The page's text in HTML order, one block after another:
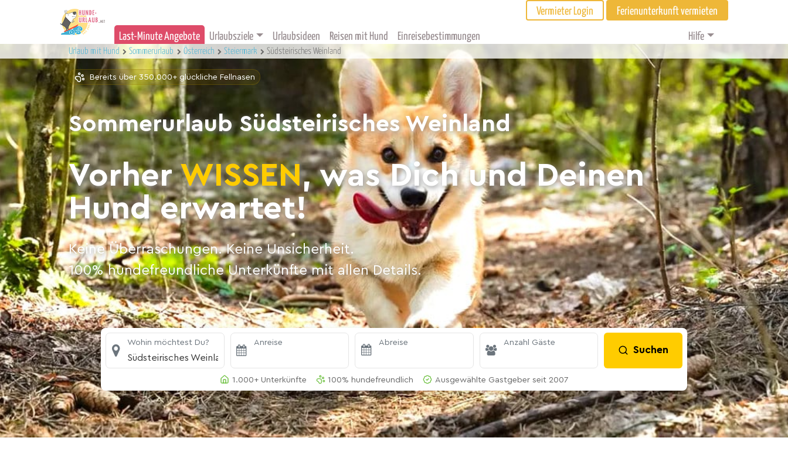
Vermieter Login Ferienunterkunft vermieten
Last-Minute Angebote Urlaubsziele Urlaubsideen Reisen mit Hund Einreisebestimmungen Hilfe
Urlaub mit Hund Sommerurlaub Österreich Steiermark Südsteirisches Weinland
Bereits über 350.000+ glückliche Fellnasen
Sommerurlaub Südsteirisches Weinland
VorherWISSEN, was Dich und Deinen
Hund erwartet!
Keine Überraschungen. Keine Unsicherheit.
100% hundefreundliche Unterkünfte mit allen Details.
Wohin möchtest Du?
Südsteirisches Weinland
Anreise Abreise Anzahl Gäste
Suchen
1.000+ Unterkünfte 100% hundefreundlich Ausgewählte Gastgeber seit 2007